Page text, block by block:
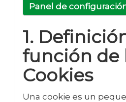
Panel de
1.
función de
Cookies
Una cookie es un